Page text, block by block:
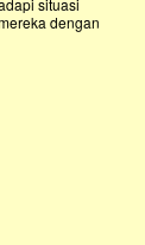
situasi
dengan